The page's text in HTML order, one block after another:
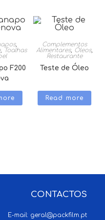
,
, Toalhas
F200
Complementos
Alimentares, Óleos,
Restaurante
Teste de Óleo
Read more
CONTACTOS
E-mail: geral@packfilm.pt